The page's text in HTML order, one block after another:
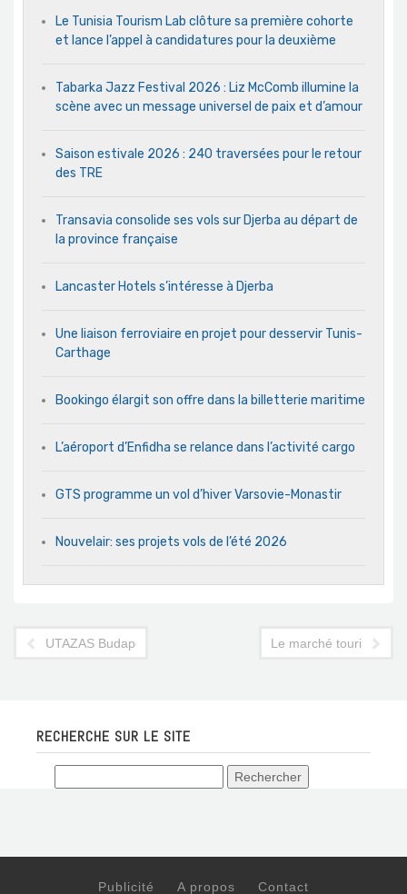
Le Tunisia Tourism Lab clôture sa première cohorte
et lance l’appel à candidatures pour la deuxième
Tabarka Jazz Festival 2026 : Liz McComb illumine la
scène avec un message universel de paix et d’amour
Saison estivale 2026 : 240 traversées pour le retour
des TRE
Transavia consolide ses vols sur Djerba au départ de
la province française
Lancaster Hotels s’intéresse à Djerba
Une liaison ferroviaire en projet pour desservir Tunis-
Carthage
Bookingo élargit son offre dans la billetterie maritime
L’aéroport d’Enfidha se relance dans l’activité cargo
GTS programme un vol d’hiver Varsovie-Monastir
Nouvelair: ses projets vols de l’été 2026
UTAZAS Budapest : Djerba à l'honneurLe marché touristique
RECHERCHE SUR LE SITE
Publicité A propos Contact